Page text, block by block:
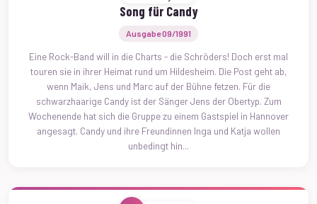
Song für Candy
Ausgabe 09/1991
Eine Rock-Band will in die Charts - die Schröders! Doch erst mal
touren sie in ihrer Heimat rund um Hildesheim. Die Post geht ab,
wenn Maik, Jens und Marc auf der Bühne fetzen. Für die
schwarzhaarige Candy ist der Sänger Jens der Obertyp. Zum
Wochenende hat sich die Gruppe zu einem Gastspiel in Hannover
angesagt. Candy und ihre Freundinnen Inga und Katja wollen
unbedingt hin...